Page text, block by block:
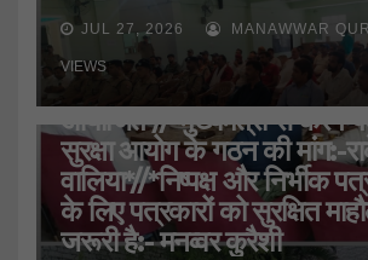
JUL 27, 2026 MANAWWAR
VIEWS
HARIDWAR STATE UTTARAKHAND
जिला प्रेस क्लब की बैठक
आयोजित*//*मुख्यमंत्री से करेंगे
सुरक्षा आयोग के गठन की मांग:-
वालिया*//*निष्पक्ष और निर्भीक
के लिए पत्रकारों को सुरक्षित
जरूरी है:- मनव्वर कुरैशी